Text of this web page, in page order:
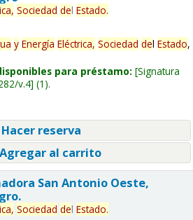
Sociedad del Estado.
y Energía Eléctrica, Sociedad del Estado,
para préstamo: Signatura
v.4 (1).
reserva
al carrito
San Antonio Oeste,
Sociedad del Estado.